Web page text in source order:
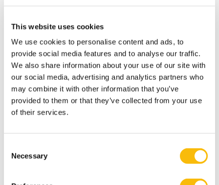
This website uses cookies
We use cookies to personalise content and ads, to
provide social media features and to analyse our traffic.
We also share information about your use of our site with
our social media, advertising and analytics partners who
may combine it with other information that you’ve
provided to them or that they’ve collected from your use
of their services.
Selection
Necessary
goede resultaten start Nyenrode volgend studiejaar
een master Fiscale Economie.
Controlling & Tax bij Nyenrode Business Universiteit, is
blij met de scores van de opleidingen. “Binnen de
financiële opleidingen richten we ons op thema’s als IT,
ethiek, governance, duurzaamheid in combinatie met
persoonlijke vaardigheden. Ik ben blij dat de studenten
deze focusgebieden zo goed waarderen.”
In devolledig digitale Keuzegids Masters 2022